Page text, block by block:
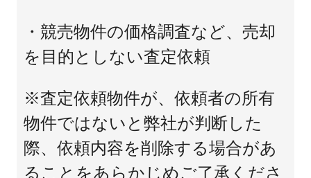
・競売物件の価格調査など、売却
を目的としない査定依頼
※査定依頼物件が、依頼者の所有
物件ではないと弊社が判断した
際、依頼内容を削除する場合があ
ることをあらかじめご了承くださ